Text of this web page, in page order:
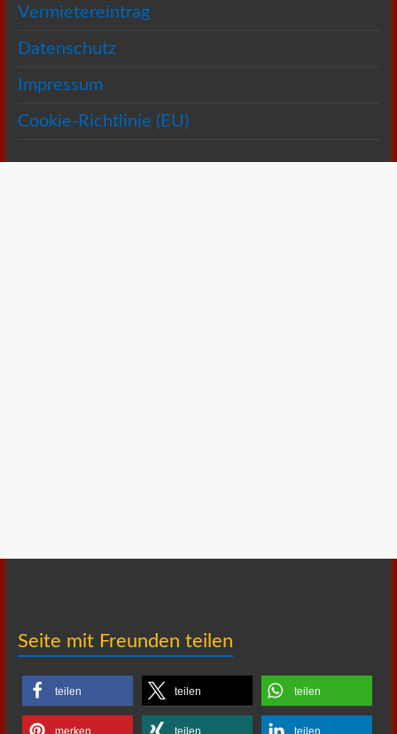
Vermietereintrag
Datenschutz
Impressum
Cookie-Richtlinie (EU)
Seite mit Freunden teilen
teilen teilen teilen
merken teilen teilen